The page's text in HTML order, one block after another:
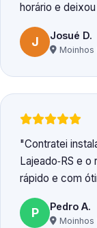
horário e
J Josué D.
Moinhos
Contratei
Lajeado‑RS e
rápido e com
P Pedro A.
Moinhos